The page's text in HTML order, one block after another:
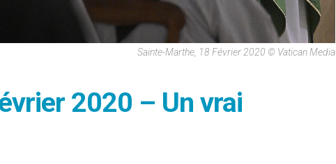
Sainte-Marthe, 18 Février 2020 © Vatican Media
2020 – Un vrai